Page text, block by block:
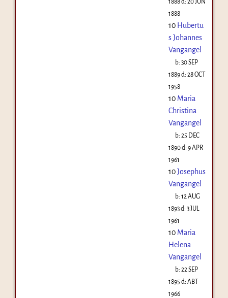
1888
10 Hubertu
s Johannes
Vangangel
b:30 SEP
1889d: 28 OCT
1958
10 Maria
Christina
Vangangel
b:25 DEC
1890d: 9 APR
1961
10Josephus
Vangangel
b:12 AUG
1893d: 3 JUL
1961
10 Maria
Helena
Vangangel
b:22 SEP
1895 d: ABT
1966